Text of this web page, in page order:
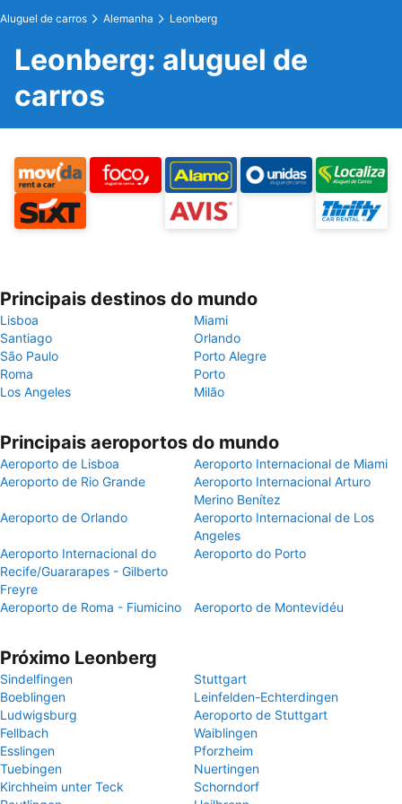
Aluguel de carros Alemanha Leonberg
Leonberg: aluguel de
carros
Principais destinos do mundo
Lisboa
Miami
Santiago
Orlando
São Paulo
Porto Alegre
Roma
Porto
Los Angeles
Milão
Principais aeroportos do mundo
Aeroporto de Lisboa
Aeroporto Internacional de Miami
Aeroporto de Rio Grande
Aeroporto Internacional Arturo
Merino Benítez
Aeroporto de Orlando
Aeroporto Internacional de Los
Angeles
Aeroporto Internacional do
Recife/Guararapes - Gilberto
Freyre
Aeroporto do Porto
Aeroporto de Roma - Fiumicino Aeroporto de Montevidéu
Próximo Leonberg
Sindelfingen
Stuttgart
Boeblingen
Leinfelden-Echterdingen
Ludwigsburg
Aeroporto de Stuttgart
Fellbach
Waiblingen
Esslingen
Pforzheim
Tuebingen
Nuertingen
Kirchheim unter Teck
Schorndorf